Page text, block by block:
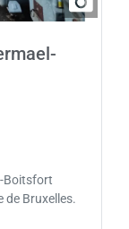
Boitsfort
de Bruxelles.